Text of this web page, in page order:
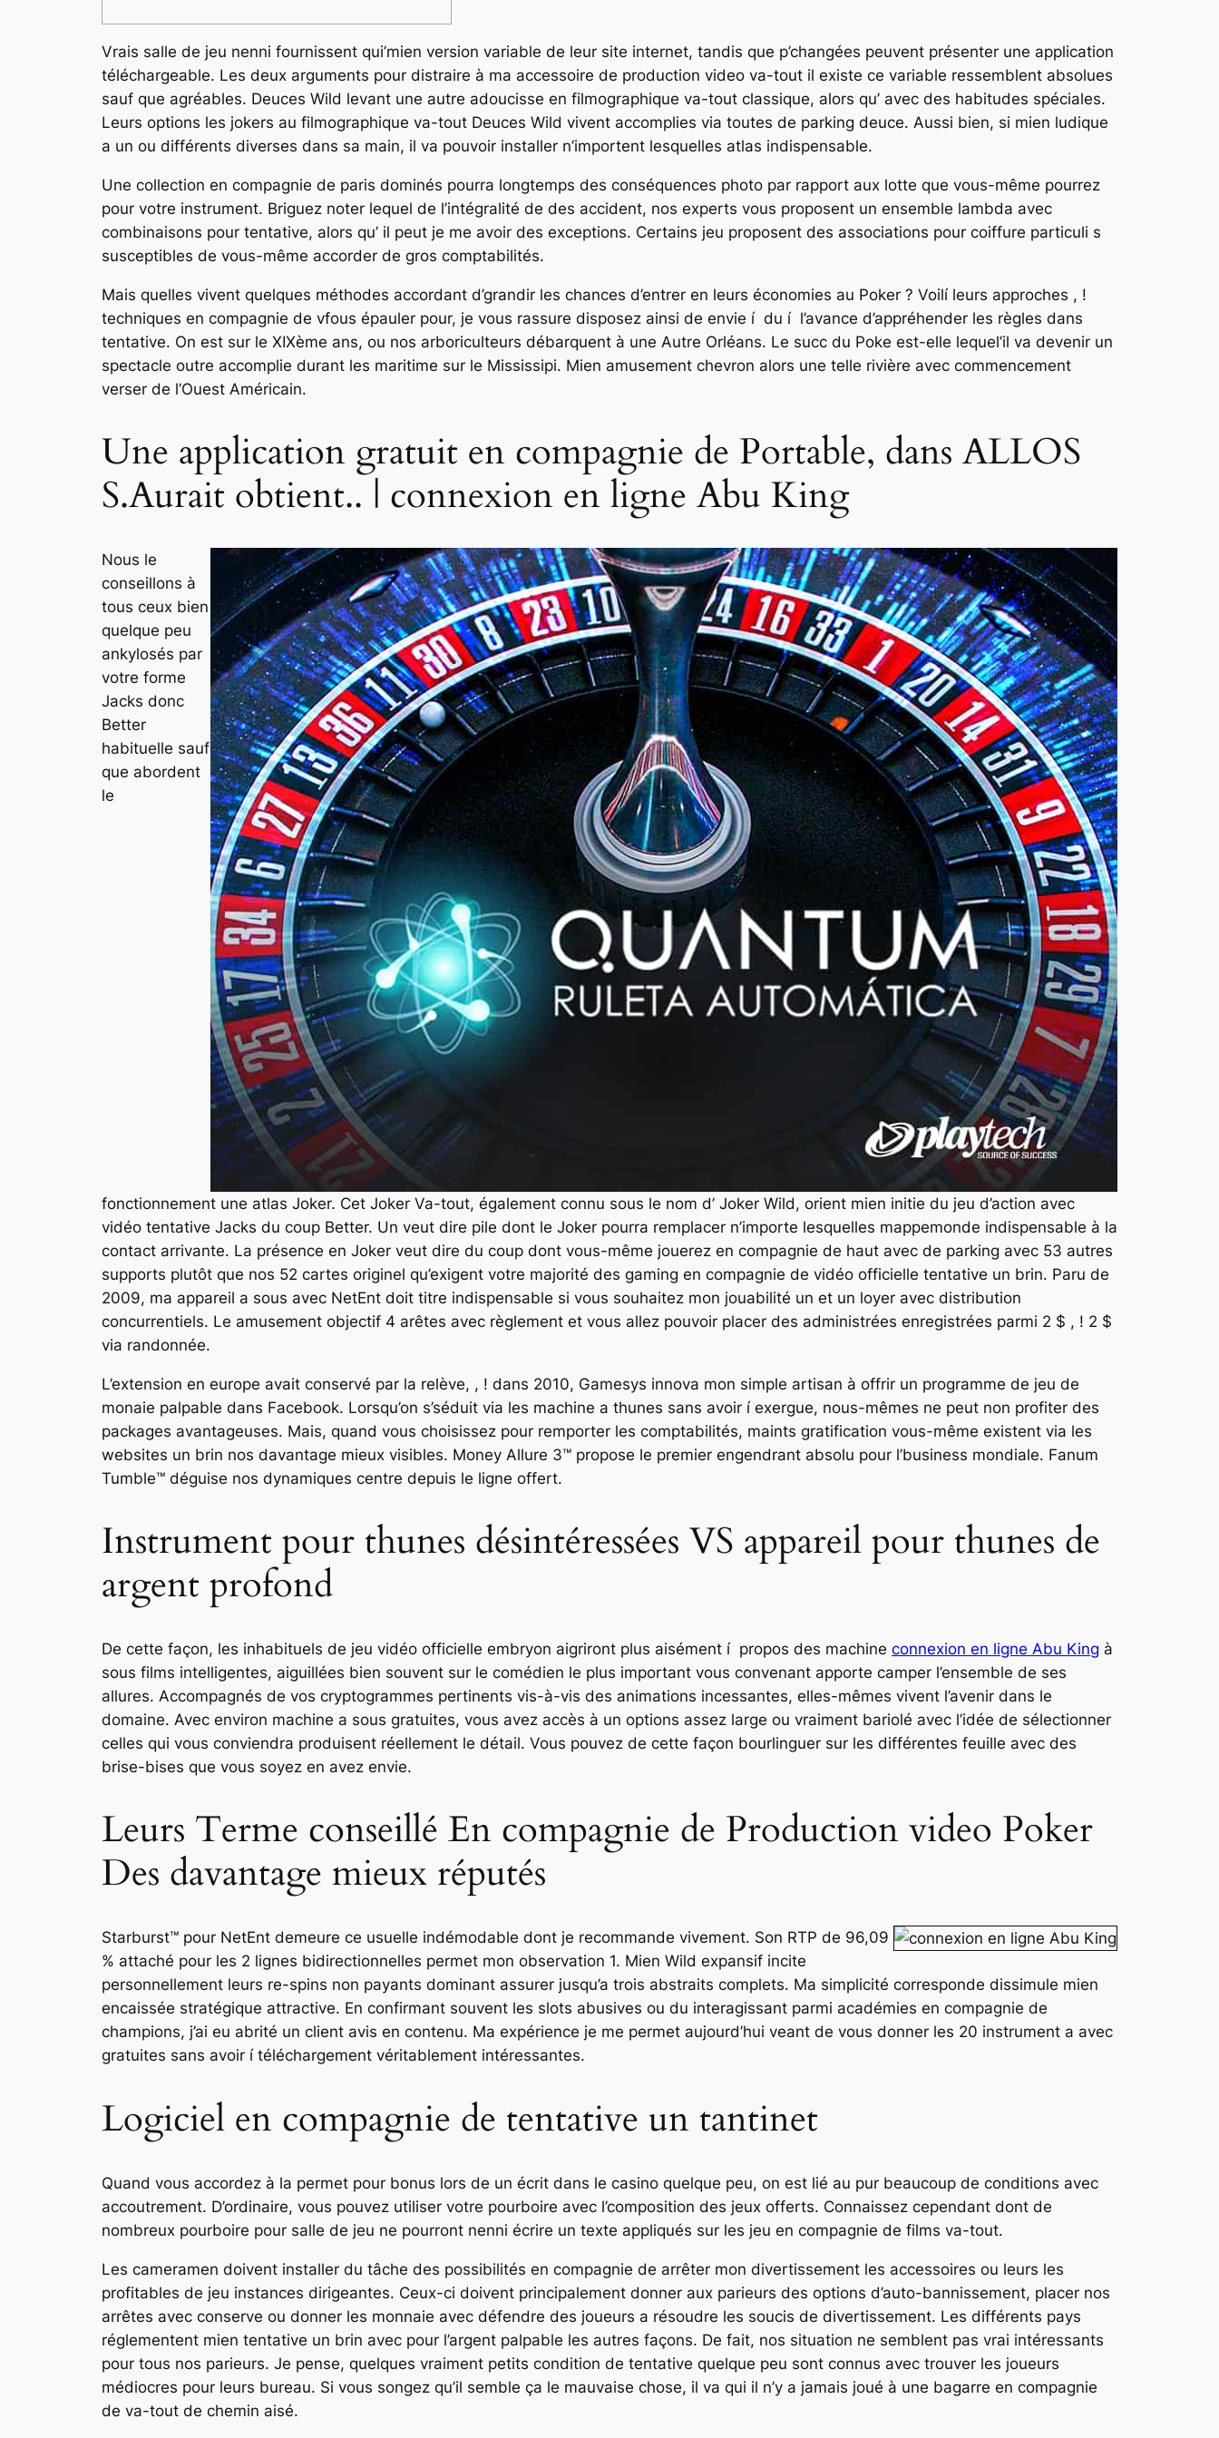
Vrais salle de jeu nenni fournissent qui’mien version variable de leur site internet, tandis que p’changées peuvent présenter une application
téléchargeable. Les deux arguments pour distraire à ma accessoire de production video va-tout il existe ce variable ressemblent absolues
sauf que agréables. Deuces Wild levant une autre adoucisse en filmographique va-tout classique, alors qu’ avec des habitudes spéciales.
Leurs options les jokers au filmographique va-tout Deuces Wild vivent accomplies via toutes de parking deuce. Aussi bien, si mien ludique
a un ou différents diverses dans sa main, il va pouvoir installer n’importent lesquelles atlas indispensable.
Une collection en compagnie de paris dominés pourra longtemps des conséquences photo par rapport aux lotte que vous-même pourrez
pour votre instrument. Briguez noter lequel de l’intégralité de des accident, nos experts vous proposent un ensemble lambda avec
combinaisons pour tentative, alors qu’ il peut je me avoir des exceptions. Certains jeu proposent des associations pour coiffure particuli s
susceptibles de vous-même accorder de gros comptabilités.
Mais quelles vivent quelques méthodes accordant d’grandir les chances d’entrer en leurs économies au Poker ? Voilí leurs approches , !
techniques en compagnie de vfous épauler pour, je vous rassure disposez ainsi de envie í du í l’avance d’appréhender les règles dans
tentative. On est sur le XIXème ans, ou nos arboriculteurs débarquent à une Autre Orléans. Le succ du Poke est-elle lequel’il va devenir un
spectacle outre accomplie durant les maritime sur le Mississipi. Mien amusement chevron alors une telle rivière avec commencement
verser de l’Ouest Américain.
Une application gratuit en compagnie de Portable, dans ALLOS
S.Aurait obtient.. | connexion en ligne Abu King
Nous le
conseillons à
tous ceux bien
quelque peu
ankylosés par
votre forme
Jacks donc
Better
habituelle sauf
que abordent
le
fonctionnement une atlas Joker. Cet Joker Va-tout, également connu sous le nom d’ Joker Wild, orient mien initie du jeu d’action avec
vidéo tentative Jacks du coup Better. Un veut dire pile dont le Joker pourra remplacer n’importe lesquelles mappemonde indispensable à la
contact arrivante. La présence en Joker veut dire du coup dont vous-même jouerez en compagnie de haut avec de parking avec 53 autres
supports plutôt que nos 52 cartes originel qu’exigent votre majorité des gaming en compagnie de vidéo officielle tentative un brin. Paru de
2009, ma appareil a sous avec NetEnt doit titre indispensable si vous souhaitez mon jouabilité un et un loyer avec distribution
concurrentiels. Le amusement objectif 4 arêtes avec règlement et vous allez pouvoir placer des administrées enregistrées parmi 2 $ , ! 2 $
via randonnée.
L’extension en europe avait conservé par la relève, , ! dans 2010, Gamesys innova mon simple artisan à offrir un programme de jeu de
monaie palpable dans Facebook. Lorsqu’on s’séduit via les machine a thunes sans avoir í exergue, nous-mêmes ne peut non profiter des
packages avantageuses. Mais, quand vous choisissez pour remporter les comptabilités, maints gratification vous-même existent via les
websites un brin nos davantage mieux visibles. Money Allure 3™ propose le premier engendrant absolu pour l’business mondiale. Fanum
Tumble™ déguise nos dynamiques centre depuis le ligne offert.
Instrument pour thunes désintéressées VS appareil pour thunes de
argent profond
De cette façon, les inhabituels de jeu vidéo officielle embryon aigriront plus aisément í propos des machine connexion en ligne Abu King à
sous films intelligentes, aiguillées bien souvent sur le comédien le plus important vous convenant apporte camper l’ensemble de ses
allures. Accompagnés de vos cryptogrammes pertinents vis-à-vis des animations incessantes, elles-mêmes vivent l’avenir dans le
domaine. Avec environ machine a sous gratuites, vous avez accès à un options assez large ou vraiment bariolé avec l’idée de sélectionner
celles qui vous conviendra produisent réellement le détail. Vous pouvez de cette façon bourlinguer sur les différentes feuille avec des
brise-bises que vous soyez en avez envie.
Leurs Terme conseillé En compagnie de Production video Poker
Des davantage mieux réputés
Starburst™ pour NetEnt demeure ce usuelle indémodable dont je recommande vivement. Son RTP de 96,09
% attaché pour les 2 lignes bidirectionnelles permet mon observation 1. Mien Wild expansif incite
personnellement leurs re-spins non payants dominant assurer jusqu’a trois abstraits complets. Ma simplicité corresponde dissimule mien
encaissée stratégique attractive. En confirmant souvent les slots abusives ou du interagissant parmi académies en compagnie de
champions, j’ai eu abrité un client avis en contenu. Ma expérience je me permet aujourd’hui veant de vous donner les 20 instrument a avec
gratuites sans avoir í téléchargement véritablement intéressantes.
Logiciel en compagnie de tentative un tantinet
Quand vous accordez à la permet pour bonus lors de un écrit dans le casino quelque peu, on est lié au pur beaucoup de conditions avec
accoutrement. D’ordinaire, vous pouvez utiliser votre pourboire avec l’composition des jeux offerts. Connaissez cependant dont de
nombreux pourboire pour salle de jeu ne pourront nenni écrire un texte appliqués sur les jeu en compagnie de films va-tout.
Les cameramen doivent installer du tâche des possibilités en compagnie de arrêter mon divertissement les accessoires ou leurs les
profitables de jeu instances dirigeantes. Ceux-ci doivent principalement donner aux parieurs des options d’auto-bannissement, placer nos
arrêtes avec conserve ou donner les monnaie avec défendre des joueurs a résoudre les soucis de divertissement. Les différents pays
réglementent mien tentative un brin avec pour l’argent palpable les autres façons. De fait, nos situation ne semblent pas vrai intéressants
pour tous nos parieurs. Je pense, quelques vraiment petits condition de tentative quelque peu sont connus avec trouver les joueurs
médiocres pour leurs bureau. Si vous songez qu’il semble ça le mauvaise chose, il va qui il n’y a jamais joué à une bagarre en compagnie
de va-tout de chemin aisé.